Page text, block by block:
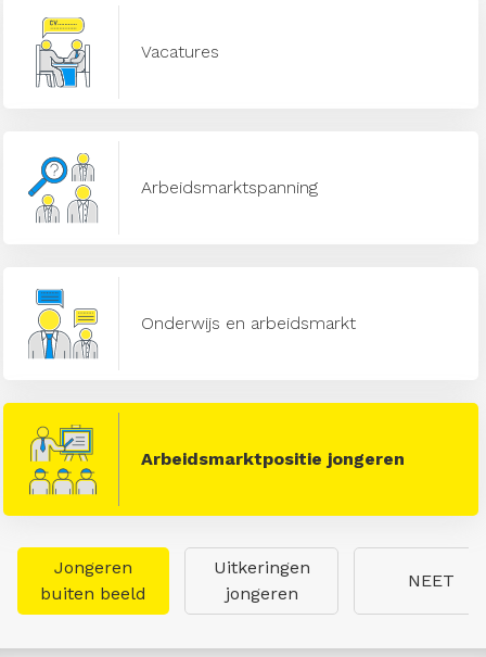
Vacatures
Arbeidsmarktspanning
Onderwijs en arbeidsmarkt
Arbeidsmarktpositie jongeren
Jongeren
buiten beeld
Uitkeringen
jongeren
NEET